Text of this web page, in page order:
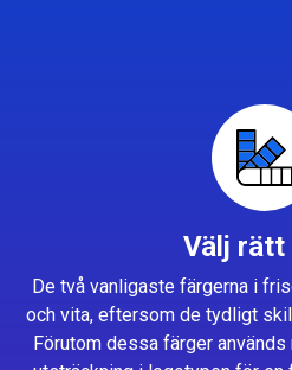
Välj
De två vanligaste färgerna i
och vita, eftersom de tydligt
Förutom dessa färger